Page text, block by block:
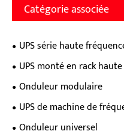
Catégorie associée
UPS série haute
UPS monté en rack
Onduleur modulaire
UPS de machine de
Onduleur universel